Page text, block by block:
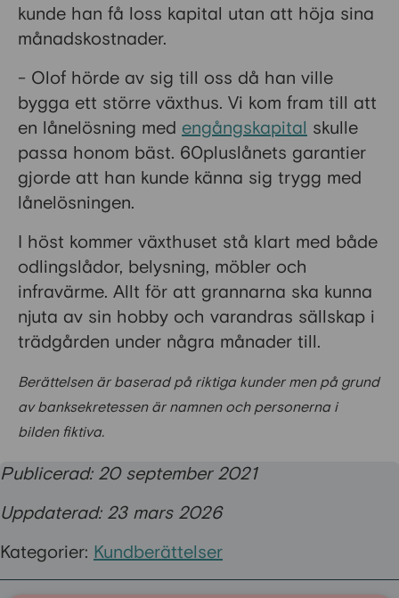
kunde han få loss kapital utan att höja sina
månadskostnader.
- Olof hörde av sig till oss då han ville
bygga ett större växthus. Vi kom fram till att
en lånelösning med engångskapital skulle
passa honom bäst. 60pluslånets garantier
gjorde att han kunde känna sig trygg med
lånelösningen.
I höst kommer växthuset stå klart med både
odlingslådor, belysning, möbler och
infravärme. Allt för att grannarna ska kunna
njuta av sin hobby och varandras sällskap i
trädgården under några månader till.
Berättelsen är baserad på riktiga kunder men på grund
av banksekretessen är namnen och personerna i
bilden fiktiva.
Publicerad: 20 september 2021
Uppdaterad: 23 mars 2026
Kategorier: Kundberättelser